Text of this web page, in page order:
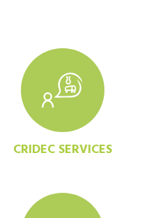
CRIDEC SERVICES